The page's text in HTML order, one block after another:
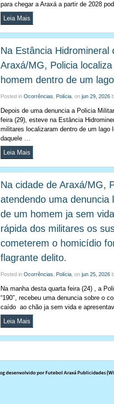
para chegar a Araxá a partir de 2028
Leia Mais
Na Estância Hidromineral
Araxá/MG, Policia
homem dentro de um
Posted in Ocorrências Polícia , on jun 29, 2026
Depois de uma denuncia a Policia
feira (29), esteve na Estância
militares localizaram dentro de um lago
daquele …
Leia Mais
Na cidade de Araxá/MG,
atendendo uma denuncia
de um homem ja sem
rápida dos militares os
cometerem o homicídio
flagrante delito.
Posted in Ocorrências Polícia , on jun 25, 2026
Na manha desta quarta feira (24) , a
“190″, recebeu uma denuncia sobre o
caído ao chão ja sem vida e
Leia Mais